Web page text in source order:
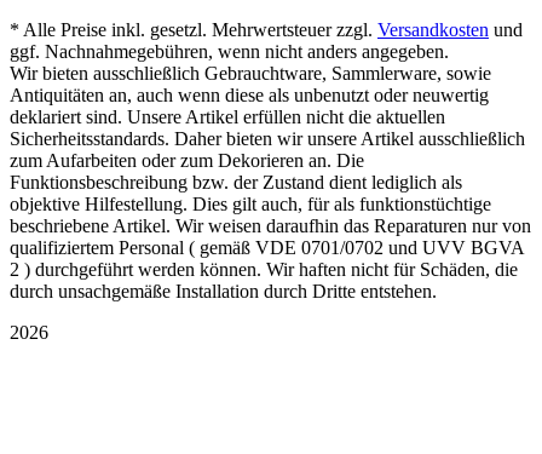
* Alle Preise inkl. gesetzl. Mehrwertsteuer zzgl. Versandkosten und
ggf. Nachnahmegebühren, wenn nicht anders angegeben.
Wir bieten ausschließlich Gebrauchtware, Sammlerware, sowie
Antiquitäten an, auch wenn diese als unbenutzt oder neuwertig
deklariert sind. Unsere Artikel erfüllen nicht die aktuellen
Sicherheitsstandards. Daher bieten wir unsere Artikel ausschließlich
zum Aufarbeiten oder zum Dekorieren an. Die
Funktionsbeschreibung bzw. der Zustand dient lediglich als
objektive Hilfestellung. Dies gilt auch, für als funktionstüchtige
beschriebene Artikel. Wir weisen daraufhin das Reparaturen nur von
qualifiziertem Personal ( gemäß VDE 0701/0702 und UVV BGVA
2 ) durchgeführt werden können. Wir haften nicht für Schäden, die
durch unsachgemäße Installation durch Dritte entstehen.
2026